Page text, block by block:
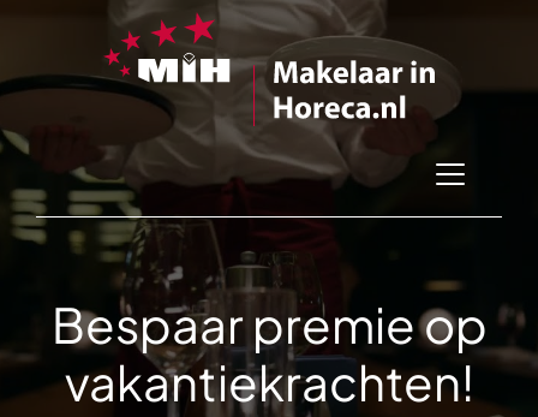
Bespaar premie op
vakantiekrachten!